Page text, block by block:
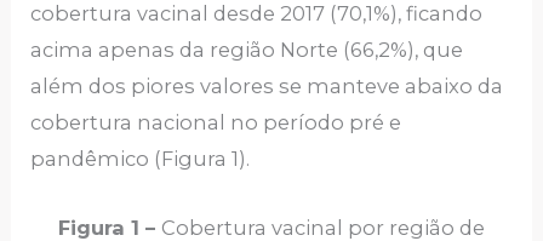
cobertura vacinal desde 2017 (70,1%), ficando
acima apenas da região Norte (66,2%), que
além dos piores valores se manteve abaixo da
cobertura nacional no período pré e
pandêmico (Figura 1).
Figura 1 – Cobertura vacinal por região de